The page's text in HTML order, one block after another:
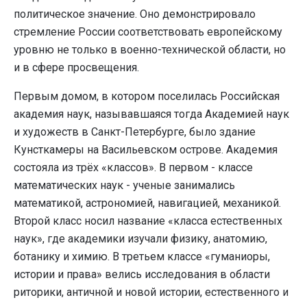
политическое значение. Оно демонстрировало
стремление России соответствовать европейскому
уровню не только в военно-технической области, но
и в сфере просвещения.
Первым домом, в котором поселилась Российская
академия наук, называвшаяся тогда Академией наук
и художеств в Санкт-Петербурге, было здание
Кунсткамеры на Васильевском острове. Академия
состояла из трёх «классов». В первом - классе
математических наук - ученые занимались
математикой, астрономией, навигацией, механикой.
Второй класс носил название «класса естественных
наук», где академики изучали физику, анатомию,
ботанику и химию. В третьем классе «гуманиоры,
истории и права» велись исследования в области
риторики, античной и новой истории, естественного и